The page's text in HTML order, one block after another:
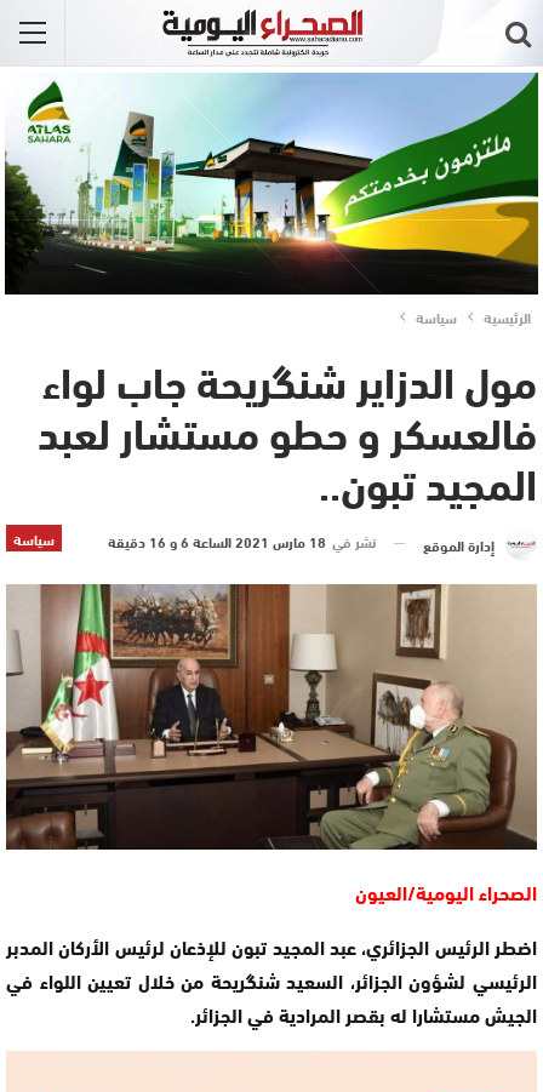
الرئيسية سياسة
مول الدزاير شنگريحة جاب لواء
فالعسكر و حطو مستشار لعبد
المجيد تبون..
سياسة إدارة الموقع نشر في 18 مارس 2021 الساعة 6 و 16 دقيقة
الصحراء اليومية/العيون
اضطر الرئيس الجزائري، عبد المجيد تبون للإذعان لرئيس الأركان المدبر
الرئيسي لشؤون الجزائر، السعيد شنگريحة من خلال تعيين اللواء في
الجيش مستشارا له بقصر المرادية في الجزائر.